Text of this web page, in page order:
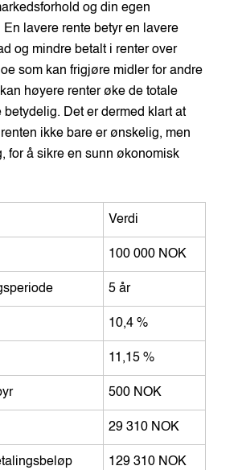
og din egen
En lavere rente betyr en lavere
og mindre betalt i renter over
som kan frigjøre midler for andre
høyere renter øke de totale
betydelig. Det er dermed klart at
ikke bare er ønskelig, men
for å sikre en sunn økonomisk
Verdi
100 000 NOK
5 år
10,4 %
11,15 %
500 NOK
29 310 NOK
129 310 NOK